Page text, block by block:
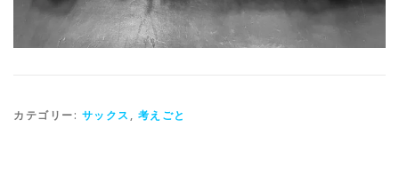
カテゴリー: サックス , 考えごと